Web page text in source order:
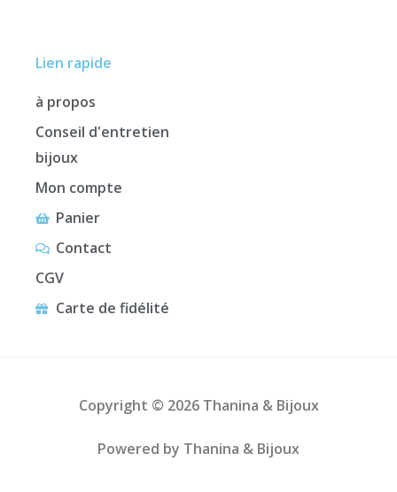
Lien rapide
à propos
Conseil d'entretien
bijoux
Mon compte
Panier
Contact
CGV
Carte de fidélité
Copyright © 2026 Thanina & Bijoux
Powered by Thanina & Bijoux